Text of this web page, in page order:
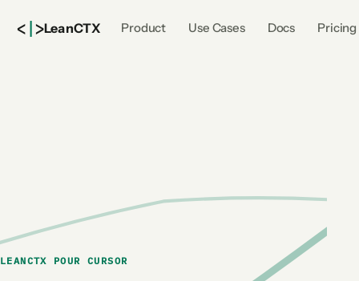
<|>LeanCTX Product Use Cases Docs Pricing
LEANCTX POUR CURSOR